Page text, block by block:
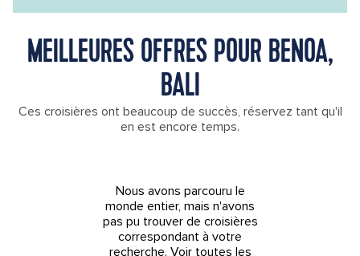
MEILLEURES OFFRES POUR BENOA,
BALI
Ces croisières ont beaucoup de succès, réservez tant qu'il
en est encore temps.
Nous avons parcouru le
monde entier, mais n'avons
pas pu trouver de croisières
correspondant à votre
recherche. Voir toutes les